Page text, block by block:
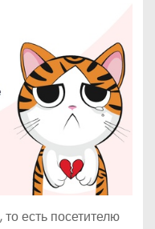
есть посетителю